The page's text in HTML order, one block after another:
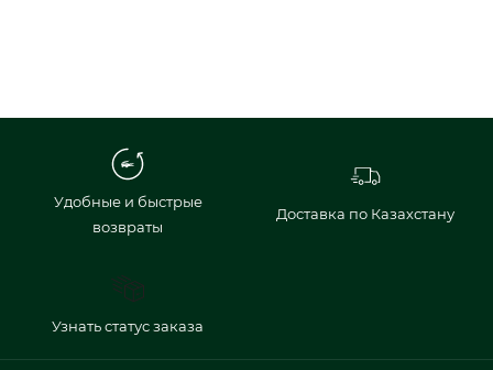
Удобные и быстрые
возвраты
Доставка по Казахстану
Узнать статус заказа